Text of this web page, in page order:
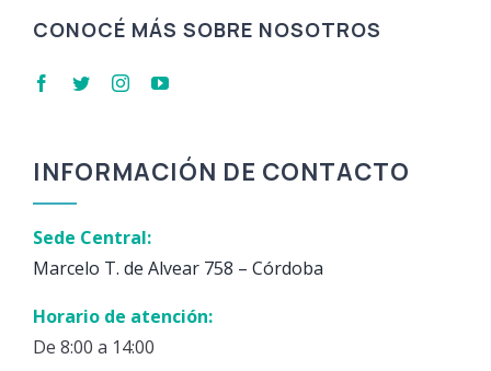
CONOCÉ MÁS SOBRE NOSOTROS
INFORMACIÓN DE CONTACTO
Sede Central:
Marcelo T. de Alvear 758 – Córdoba
Horario de atención:
De 8:00 a 14:00